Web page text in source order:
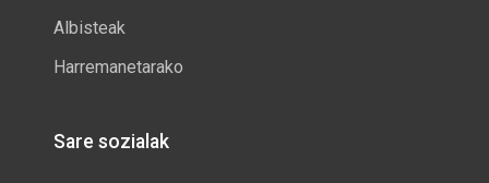
Albisteak
Harremanetarako
Sare sozialak